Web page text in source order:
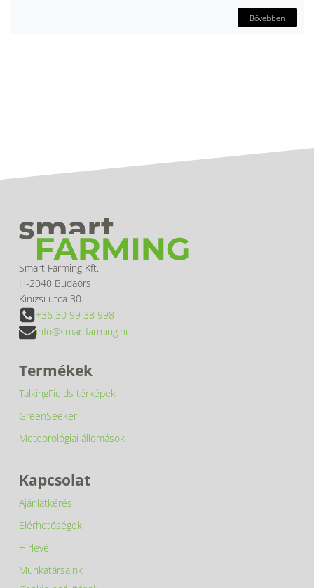
Bővebben
Smart Farming Kft.
H-2040 Budaörs
Kinizsi utca 30.
+36 30 99 38 998
info@smartfarming.hu
Termékek
TalkingFields térképek
GreenSeeker
Meteorológiai állomások
Kapcsolat
Ajánlatkérés
Elérhetőségek
Hírlevél
Munkatársaink